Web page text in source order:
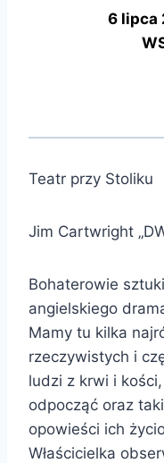
6 lipca
Teatr przy Stoliku
Jim Cartwright
Bohaterowie
angielskiego
Mamy tu kilka
rzeczywistych i
ludzi z krwi i
odpocząć oraz
opowieści ich
Właścicielka